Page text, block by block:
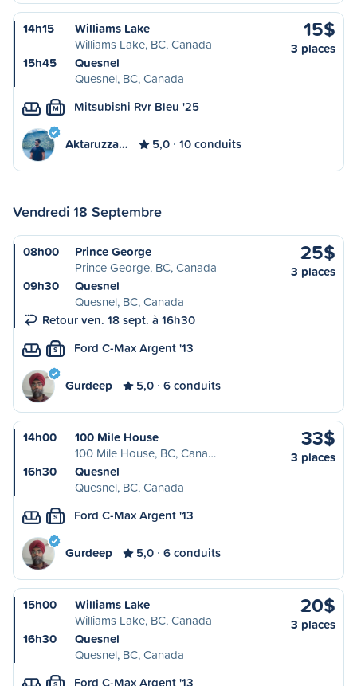
14h15
Williams Lake
Williams Lake, BC, Canada
15h45
Quesnel
Quesnel, BC, Canada
15$
3 places
M Mitsubishi Rvr Bleu '25
Aktaruzza… 5,0 10 conduits
Vendredi 18 Septembre
08h00
Prince George
Prince George, BC, Canada
09h30
Quesnel
Quesnel, BC, Canada
Retour ven. 18 sept. à 16h30
25$
3 places
S Ford C-Max Argent '13
Gurdeep 5,0 6 conduits
14h00
100 Mile House
100 Mile House, BC, Cana…
16h30
Quesnel
Quesnel, BC, Canada
33$
3 places
S Ford C-Max Argent '13
Gurdeep 5,0 6 conduits
15h00
Williams Lake
Williams Lake, BC, Canada
16h30
Quesnel
Quesnel, BC, Canada
20$
3 places
Ford C-Max Argent '13